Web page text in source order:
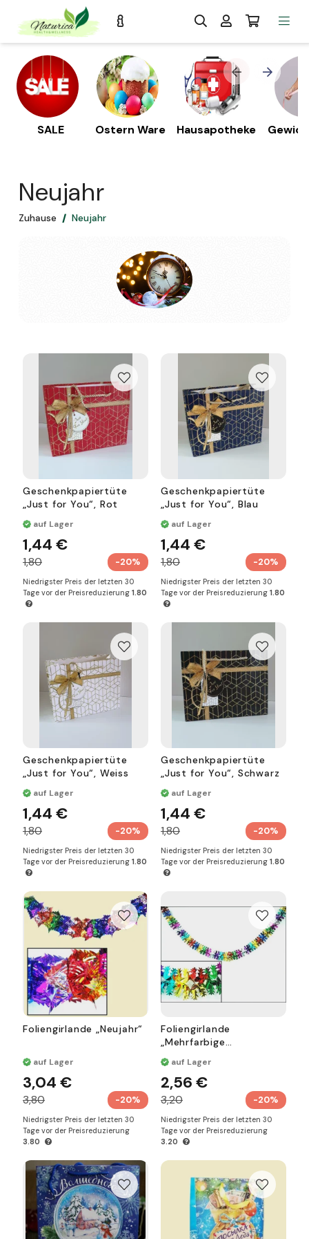
SALE Ostern Ware Hausapotheke
Neujahr
Zuhause Neujahr
Geschenkpapiertüte
„Just for You“, Rot
auf Lager
1,44 €
1,80 -20%
Niedrigster Preis der letzten 30
Tage vor der Preisreduzierung 1.80
Geschenkpapiertüte
„Just for You“, Blau
auf Lager
1,44 €
1,80 -20%
Niedrigster Preis der letzten 30
Tage vor der Preisreduzierung 1.80
Geschenkpapiertüte
„Just for You“, Weiss
auf Lager
1,44 €
1,80 -20%
Niedrigster Preis der letzten 30
Tage vor der Preisreduzierung 1.80
Geschenkpapiertüte
„Just for You“, Schwarz
auf Lager
1,44 €
1,80 -20%
Niedrigster Preis der letzten 30
Tage vor der Preisreduzierung 1.80
Foliengirlande „Neujahr“
auf Lager
3,04 €
3,80 -20%
Niedrigster Preis der letzten 30
Tage vor der Preisreduzierung
3.80
Foliengirlande
„Mehrfarbige
Schneeflocken“
auf Lager
2,56 €
3,20 -20%
Niedrigster Preis der letzten 30
Tage vor der Preisreduzierung
3.20